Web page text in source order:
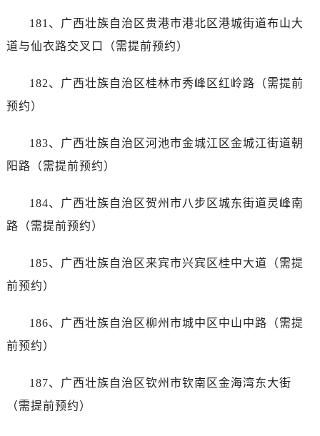
181、广西壮族自治区贵港市港北区港城街道布山大
道与仙衣路交叉口（需提前预约）
182、广西壮族自治区桂林市秀峰区红岭路（需提前
预约）
183、广西壮族自治区河池市金城江区金城江街道朝
阳路（需提前预约）
184、广西壮族自治区贺州市八步区城东街道灵峰南
路（需提前预约）
185、广西壮族自治区来宾市兴宾区桂中大道（需提
前预约）
186、广西壮族自治区柳州市城中区中山中路（需提
前预约）
187、广西壮族自治区钦州市钦南区金海湾东大街
（需提前预约）